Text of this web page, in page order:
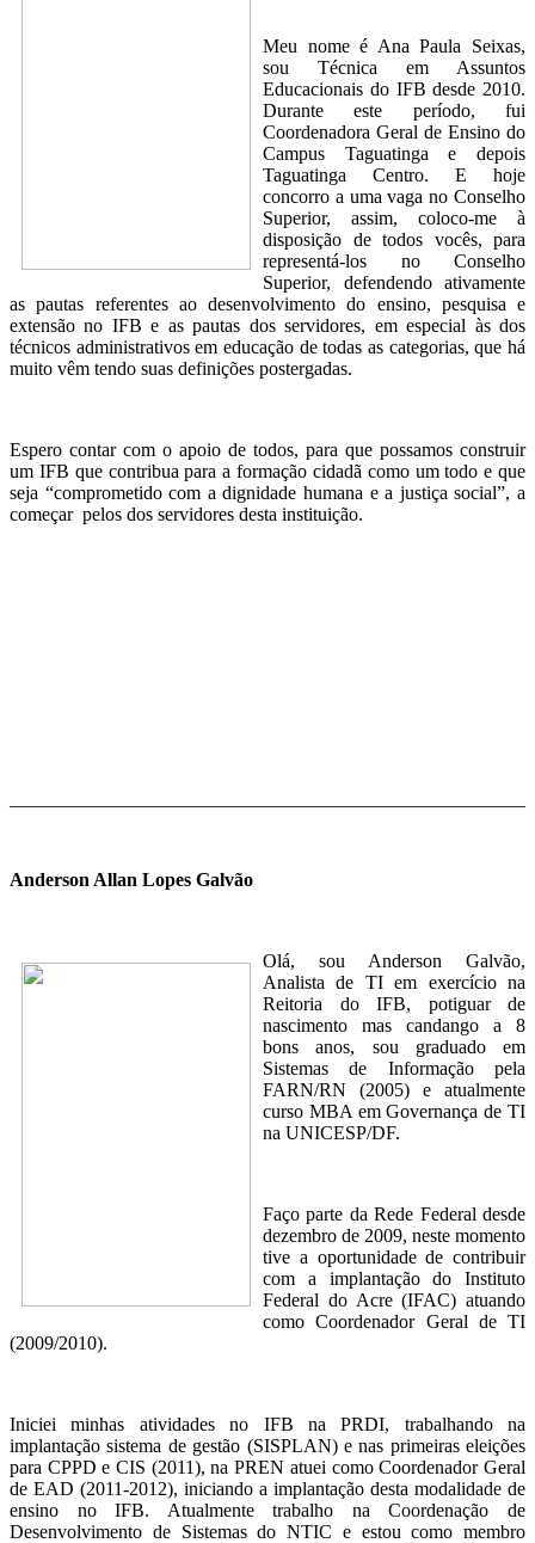
Meu nome é Ana Paula Seixas,
sou Técnica em Assuntos
Educacionais do IFB desde 2010.
Durante este período, fui
Coordenadora Geral de Ensino do
Campus Taguatinga e depois
Taguatinga Centro. E hoje
concorro a uma vaga no Conselho
Superior, assim, coloco-me à
disposição de todos vocês, para
representá-los no Conselho
Superior, defendendo ativamente
as pautas referentes ao desenvolvimento do ensino, pesquisa e
extensão no IFB e as pautas dos servidores, em especial às dos
técnicos administrativos em educação de todas as categorias, que há
muito vêm tendo suas definições postergadas.
Espero contar com o apoio de todos, para que possamos construir
um IFB que contribua para a formação cidadã como um todo e que
seja “comprometido com a dignidade humana e a justiça social”, a
começar pelos dos servidores desta instituição.
Anderson Allan Lopes Galvão
Olá, sou Anderson Galvão,
Analista de TI em exercício na
Reitoria do IFB, potiguar de
nascimento mas candango a 8
bons anos, sou graduado em
Sistemas de Informação pela
FARN/RN (2005) e atualmente
curso MBA em Governança de TI
na UNICESP/DF.
Faço parte da Rede Federal desde
dezembro de 2009, neste momento
tive a oportunidade de contribuir
com a implantação do Instituto
Federal do Acre (IFAC) atuando
como Coordenador Geral de TI
(2009/2010).
Iniciei minhas atividades no IFB na PRDI, trabalhando na
implantação sistema de gestão (SISPLAN) e nas primeiras eleições
para CPPD e CIS (2011), na PREN atuei como Coordenador Geral
de EAD (2011-2012), iniciando a implantação desta modalidade de
ensino no IFB. Atualmente trabalho na Coordenação de
Desenvolvimento de Sistemas do NTIC e estou como membro